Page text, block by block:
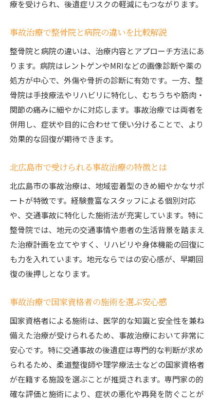
療を受けられ、後遺症リスクの軽減にもつながります。
事故治療で整骨院と病院の違いを比較解説
整骨院と病院の違いは、治療内容とアプローチ方法にあ
ります。病院はレントゲンやMRIなどの画像診断や薬の
処方が中心で、外傷や骨折の診断に有効です。一方、整
骨院は手技療法やリハビリに特化し、むちうちや筋肉・
関節の痛みに細やかに対応します。事故治療では両者を
併用し、症状や目的に合わせて使い分けることで、より
効果的な回復が期待できます。
北広島市で受けられる事故治療の特徴とは
北広島市の事故治療は、地域密着型のきめ細やかなサポ
ートが特徴です。経験豊富なスタッフによる個別対応
や、交通事故に特化した施術法が充実しています。特に
整骨院では、地元の交通事情や患者の生活背景を踏まえ
た治療計画を立てやすく、リハビリや身体機能の回復に
も力を入れています。地元ならではの安心感が、早期回
復の後押しとなります。
事故治療で国家資格者の施術を選ぶ安心感
国家資格者による施術は、医学的な知識と安全性を兼ね
備えた治療が受けられるため、事故治療において非常に
安心です。特に交通事故の後遺症は専門的な判断が求め
られるため、柔道整復師や理学療法士などの国家資格者
が在籍する施設を選ぶことが推奨されます。専門家の的
確な評価と施術により、症状の悪化や再発を防ぐことが